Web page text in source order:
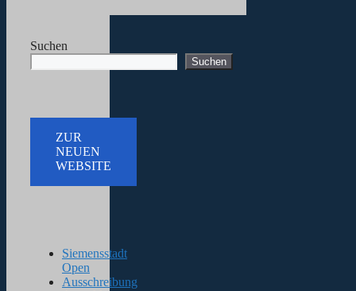
Suchen
Suchen
ZUR
NEUEN
WEBSITE
Siemensstadt
Open
Ausschreibung